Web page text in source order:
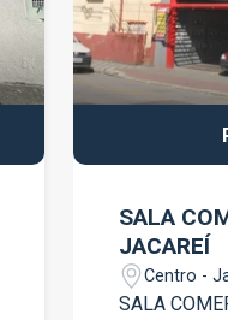
SALA
JACAREÍ
Centro -
SALA